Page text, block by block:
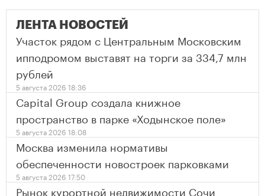
ЛЕНТА НОВОСТЕЙ
Участок рядом с Центральным Московским
ипподромом выставят на торги за 334,7 млн
рублей
5 августа 2026 18:36
Capital Group создала книжное
пространство в парке «Ходынское поле»
5 августа 2026 18:08
Москва изменила нормативы
обеспеченности новостроек парковками
5 августа 2026 17:50
Рынок курортной недвижимости Сочи